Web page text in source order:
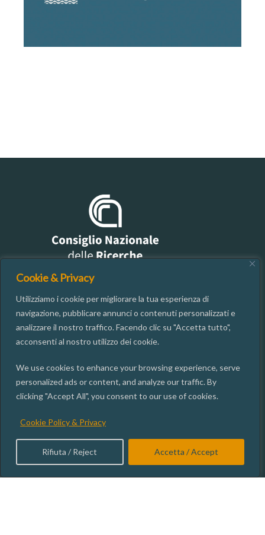
Cookie & Privacy
Utilizziamo i cookie per migliorare la tua esperienza di
navigazione, pubblicare annunci o contenuti personalizzati e
analizzare il nostro traffico. Facendo clic su "Accetta tutto",
acconsenti al nostro utilizzo dei cookie.
We use cookies to enhance your browsing experience, serve
personalized ads or content, and analyze our traffic. By
clicking "Accept All", you consent to our use of cookies.
Cookie Policy & Privacy
Rifiuta / Reject Accetta / Accept
CONTACTS
06.49937667
segreteria@isgi.cnr.it
Via dei Taurini, 19 00185 ROMA